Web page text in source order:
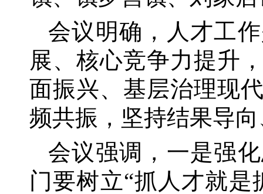
会议明确，人才工
展、核心竞争力提升
面振兴、基层治理现
频共振，坚持结果导
会议强调，一是强
门要树立“抓人才就是